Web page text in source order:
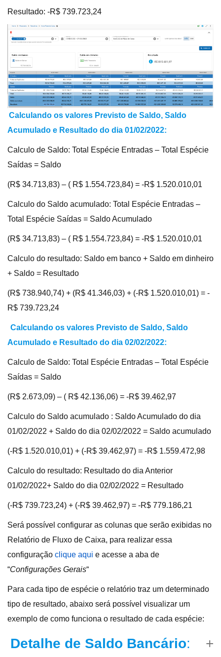
Resultado: -R$ 739.723,24
Calculando os valores Previsto de Saldo, Saldo
Acumulado e Resultado do dia 01/02/2022:
Calculo de Saldo: Total Espécie Entradas – Total Espécie
Saídas = Saldo
(R$ 34.713,83) – ( R$ 1.554.723,84) = -R$ 1.520.010,01
Calculo do Saldo acumulado: Total Espécie Entradas –
Total Espécie Saídas = Saldo Acumulado
(R$ 34.713,83) – ( R$ 1.554.723,84) = -R$ 1.520.010,01
Calculo do resultado: Saldo em banco + Saldo em dinheiro
+ Saldo = Resultado
(R$ 738.940,74) + (R$ 41.346,03) + (-R$ 1.520.010,01) = -
R$ 739.723,24
Calculando os valores Previsto de Saldo, Saldo
Acumulado e Resultado do dia 02/02/2022:
Calculo de Saldo: Total Espécie Entradas – Total Espécie
Saídas = Saldo
(R$ 2.673,09) – ( R$ 42.136,06) = -R$ 39.462,97
Calculo do Saldo acumulado : Saldo Acumulado do dia
01/02/2022 + Saldo do dia 02/02/2022 = Saldo acumulado
(-R$ 1.520.010,01) + (-R$ 39.462,97) = -R$ 1.559.472,98
Calculo do resultado: Resultado do dia Anterior
01/02/2022+ Saldo do dia 02/02/2022 = Resultado
(-R$ 739.723,24) + (-R$ 39.462,97) = -R$ 779.186,21
Será possível configurar as colunas que serão exibidas no
Relatório de Fluxo de Caixa, para realizar essa
configuração clique aqui e acesse a aba de
“Configurações Gerais“
Para cada tipo de espécie o relatório traz um determinado
tipo de resultado, abaixo será possível visualizar um
exemplo de como funciona o resultado de cada espécie:
Detalhe de Saldo Bancário: